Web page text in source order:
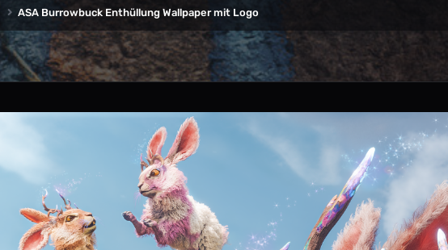
ASA Burrowbuck Enthüllung Wallpaper mit Logo